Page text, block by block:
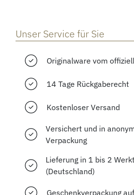
Unser Service für Sie
Originalware vom
14 Tage Rückgaberecht
Kostenloser Versand
Versichert und in
Verpackung
Lieferung in 1 bis 2
(Deutschland)
Geschenkverpackung